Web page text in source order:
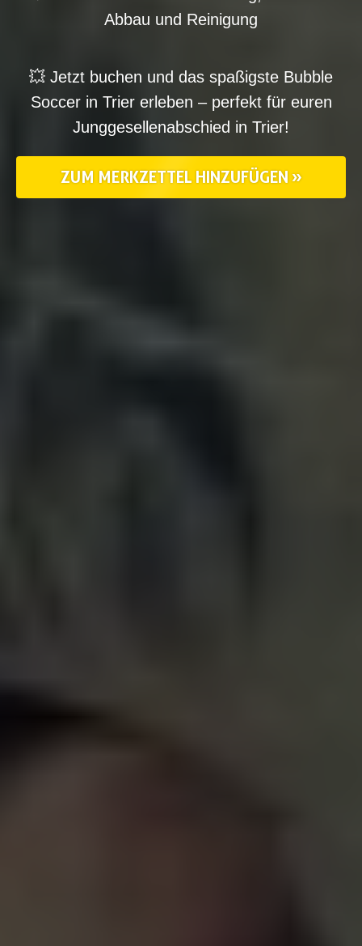
Abbau und Reinigung
💥 Jetzt buchen und das spaßigste Bubble
Soccer in Triererleben – perfekt für euren
Junggesellenabschied in Trier!
ZUM MERKZETTEL HINZUFÜGEN »